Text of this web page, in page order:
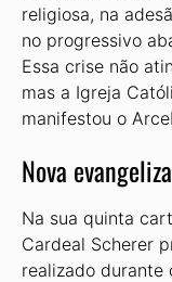
religiosa, na
no progressivo
Essa crise não
mas a Igreja
manifestou o
Nova
Na sua quinta
Cardeal Scherer
realizado durante